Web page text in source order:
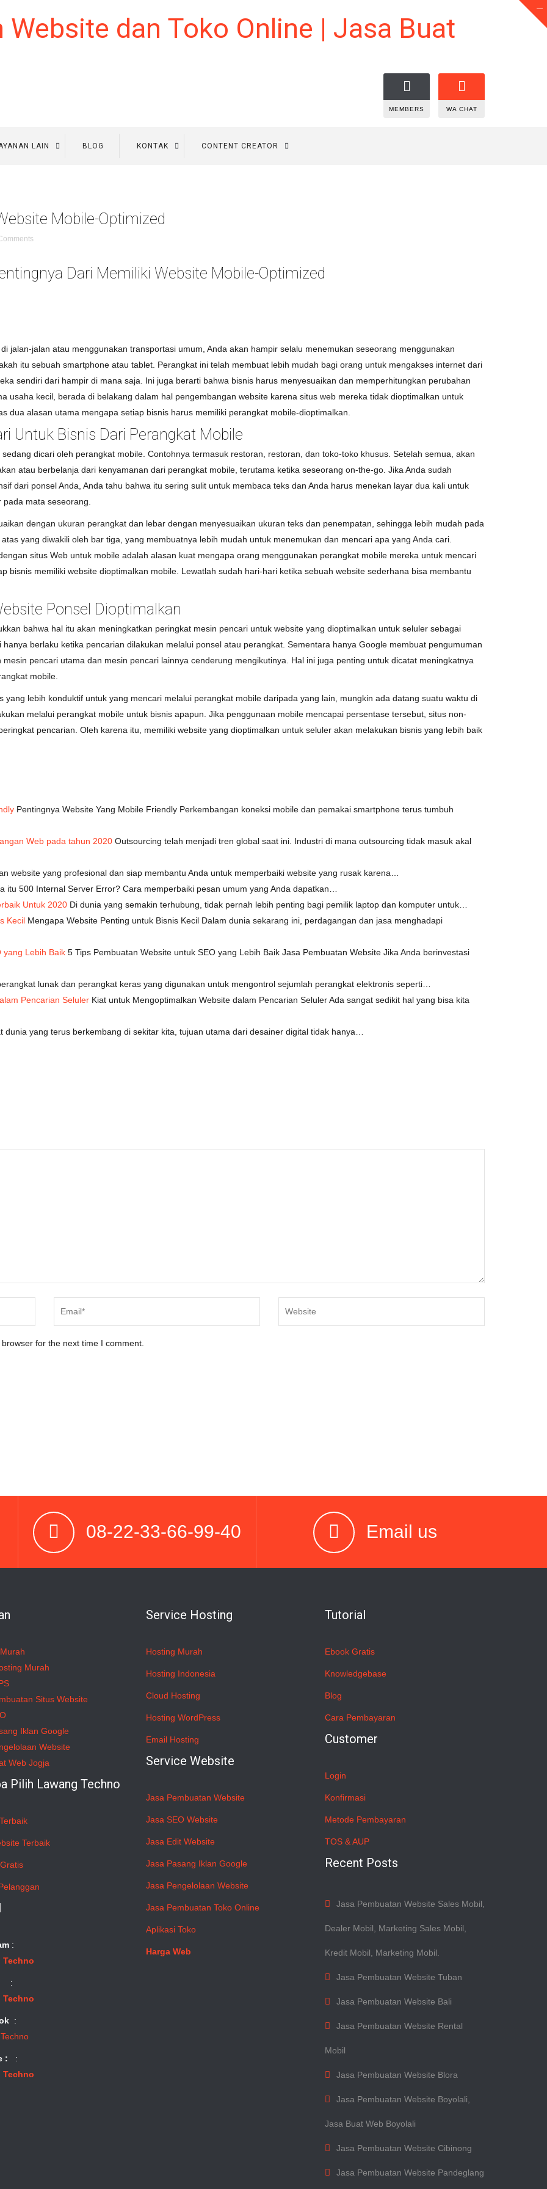
MEMBERS WA CHAT
LAIN BLOG KONTAK CONTENT CREATOR
Mobile-Optimized
Dari Memiliki Website Mobile-Optimized
jalan-jalan atau menggunakan transportasi umum, Anda akan hampir selalu menemukan seseorang menggunakan
itu sebuah smartphone atau tablet. Perangkat ini telah membuat lebih mudah bagi orang untuk mengakses internet dari
sendiri dari hampir di mana saja. Ini juga berarti bahwa bisnis harus menyesuaikan dan memperhitungkan perubahan
usaha kecil, berada di belakang dalam hal pengembangan website karena situs web mereka tidak dioptimalkan untuk
dua alasan utama mengapa setiap bisnis harus memiliki perangkat mobile-dioptimalkan.
Untuk Bisnis Dari Perangkat Mobile
dicari oleh perangkat mobile. Contohnya termasuk restoran, restoran, dan toko-toko khusus. Setelah semua, akan
atau berbelanja dari kenyamanan dari perangkat mobile, terutama ketika seseorang on-the-go. Jika Anda sudah
dari ponsel Anda, Anda tahu bahwa itu sering sulit untuk membaca teks dan Anda harus menekan layar dua kali untuk
mata seseorang.
dengan ukuran perangkat dan lebar dengan menyesuaikan ukuran teks dan penempatan, sehingga lebih mudah pada
yang diwakili oleh bar tiga, yang membuatnya lebih mudah untuk menemukan dan mencari apa yang Anda cari.
situs Web untuk mobile adalah alasan kuat mengapa orang menggunakan perangkat mobile mereka untuk mencari
bisnis memiliki website dioptimalkan mobile. Lewatlah sudah hari-hari ketika sebuah website sederhana bisa membantu
Ponsel Dioptimalkan
bahwa hal itu akan meningkatkan peringkat mesin pencari untuk website yang dioptimalkan untuk seluler sebagai
berlaku ketika pencarian dilakukan melalui ponsel atau perangkat. Sementara hanya Google membuat pengumuman
pencari utama dan mesin pencari lainnya cenderung mengikutinya. Hal ini juga penting untuk dicatat meningkatnya
mobile.
yang lebih konduktif untuk yang mencari melalui perangkat mobile daripada yang lain, mungkin ada datang suatu waktu di
melalui perangkat mobile untuk bisnis apapun. Jika penggunaan mobile mencapai persentase tersebut, situs non-
pencarian. Oleh karena itu, memiliki website yang dioptimalkan untuk seluler akan melakukan bisnis yang lebih baik
Pentingnya Website Yang Mobile Friendly Perkembangan koneksi mobile dan pemakai smartphone terus tumbuh
Web pada tahun 2020 Outsourcing telah menjadi tren global saat ini. Industri di mana outsourcing tidak masuk akal
website yang profesional dan siap membantu Anda untuk memperbaiki website yang rusak karena…
itu 500 Internal Server Error? Cara memperbaiki pesan umum yang Anda dapatkan…
Untuk 2020 Di dunia yang semakin terhubung, tidak pernah lebih penting bagi pemilik laptop dan komputer untuk…
Kecil Mengapa Website Penting untuk Bisnis Kecil Dalam dunia sekarang ini, perdagangan dan jasa menghadapi
yang Lebih Baik 5 Tips Pembuatan Website untuk SEO yang Lebih Baik Jasa Pembuatan Website Jika Anda berinvestasi
lunak dan perangkat keras yang digunakan untuk mengontrol sejumlah perangkat elektronis seperti…
Pencarian Seluler Kiat untuk Mengoptimalkan Website dalam Pencarian Seluler Ada sangat sedikit hal yang bisa kita
dunia yang terus berkembang di sekitar kita, tujuan utama dari desainer digital tidak hanya…
for the next time I comment.
08-22-33-66-99-40 Email us
Murah
Situs Website
Iklan Google
Website
Web Jogja
Pilih Lawang Techno
Terbaik
:
Techno
Techno
:
:
:
Techno
Service Hosting
Hosting Murah
Hosting Indonesia
Cloud Hosting
Hosting WordPress
Email Hosting
Service Website
Jasa Pembuatan Website
Jasa SEO Website
Jasa Edit Website
Jasa Pasang Iklan Google
Jasa Pengelolaan Website
Jasa Pembuatan Toko Online
Aplikasi Toko
Harga Web
Tutorial
Ebook Gratis
Knowledgebase
Blog
Cara Pembayaran
Customer
Login
Konfirmasi
Metode Pembayaran
TOS & AUP
Recent Posts
Jasa Pembuatan Website Sales Mobil,
Dealer Mobil, Marketing Sales Mobil,
Kredit Mobil, Marketing Mobil.
Jasa Pembuatan Website Tuban
Jasa Pembuatan Website Bali
Jasa Pembuatan Website Rental
Mobil
Jasa Pembuatan Website Blora
Jasa Pembuatan Website Boyolali,
Jasa Buat Web Boyolali
Jasa Pembuatan Website Cibinong
Jasa Pembuatan Website Pandeglang